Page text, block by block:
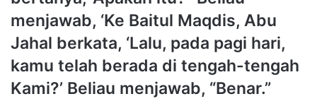
menjawab, ‘Ke Baitul Maqdis, Abu
Jahal berkata, ‘Lalu, pada pagi hari,
kamu telah berada di tengah-tengah
Kami?’ Beliau menjawab, “Benar.”